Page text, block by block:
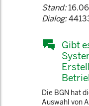
Stand:
Dialog:
Gibt
Die BGN hat
Auswahl von